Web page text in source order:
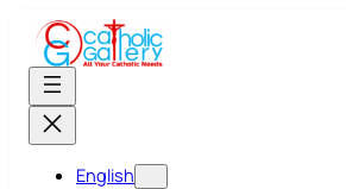
content
English